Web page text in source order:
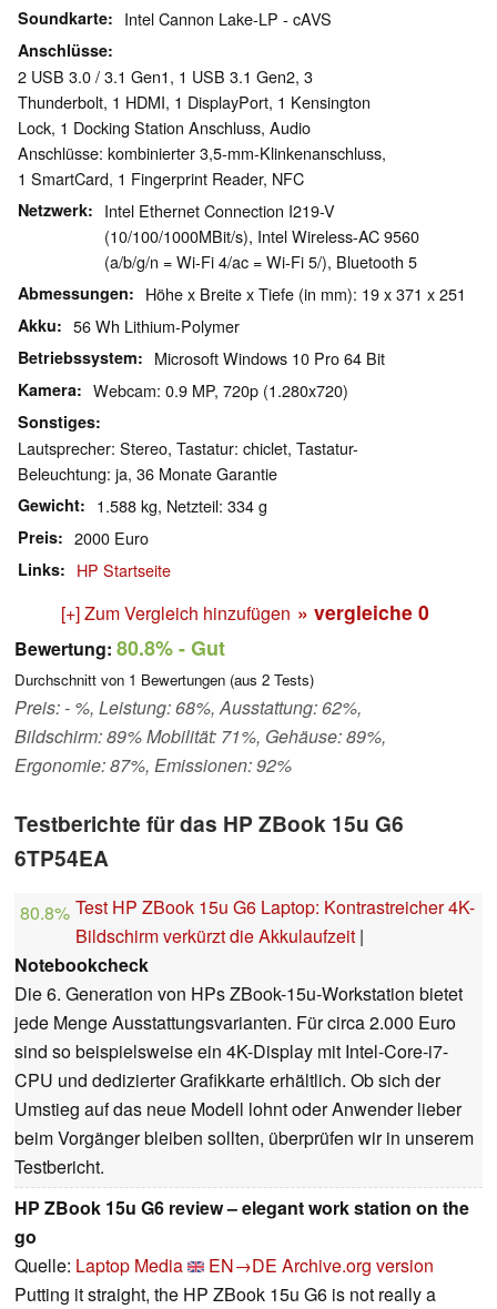
Soundkarte Intel Cannon Lake-LP - cAVS
Anschlüsse
2 USB 3.0 / 3.1 Gen1, 1 USB 3.1 Gen2, 3
Thunderbolt, 1 HDMI, 1 DisplayPort, 1 Kensington
Lock, 1 Docking Station Anschluss, Audio
Anschlüsse: kombinierter 3,5-mm-Klinkenanschluss,
1 SmartCard, 1 Fingerprint Reader, NFC
Netzwerk
Intel Ethernet Connection I219-V
(10/100/1000MBit/s), Intel Wireless-AC 9560
(a/b/g/n = Wi-Fi 4/ac = Wi-Fi 5/), Bluetooth 5
Abmessungen Höhe x Breite x Tiefe (in mm): 19 x 371 x 251
Akku 56 Wh Lithium-Polymer
Betriebssystem Microsoft Windows 10 Pro 64 Bit
Kamera Webcam: 0.9 MP, 720p (1.280x720)
Sonstiges
Lautsprecher: Stereo, Tastatur: chiclet, Tastatur-
Beleuchtung: ja, 36 Monate Garantie
Gewicht 1.588 kg, Netzteil: 334 g
Preis 2000 Euro
Links HP Startseite
[+] Zum Vergleich hinzufügen » vergleiche 0
Bewertung: 80.8%- Gut
Durchschnitt von 1 Bewertungen (aus 2 Tests)
Preis: - %, Leistung: 68%, Ausstattung: 62%,
Bildschirm: 89% Mobilität: 71%, Gehäuse: 89%,
Ergonomie: 87%, Emissionen: 92%
Testberichte für das HP ZBook 15u G6
6TP54EA
80.8% Test HP ZBook 15u G6 Laptop: Kontrastreicher 4K-
Bildschirm verkürzt die Akkulaufzeit |
Notebookcheck
Die 6. Generation von HPs ZBook-15u-Workstation bietet
jede Menge Ausstattungsvarianten. Für circa 2.000 Euro
sind so beispielsweise ein 4K-Display mit Intel-Core-i7-
CPU und dedizierter Grafikkarte erhältlich. Ob sich der
Umstieg auf das neue Modell lohnt oder Anwender lieber
beim Vorgänger bleiben sollten, überprüfen wir in unserem
Testbericht.
HP ZBook 15u G6 review – elegant work station on the
go
Quelle: Laptop Media EN→DE Archive.org version
Putting it straight, the HP ZBook 15u G6 is not really a